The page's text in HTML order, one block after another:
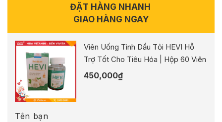
ĐẶT HÀNG NHANH
GIAO HÀNG NGAY
Viên Uống Tinh Dầu Tỏi HEVI Hỗ
Trợ Tốt Cho Tiêu Hóa | Hộp 60 Viên
450,000₫
Tên bạn